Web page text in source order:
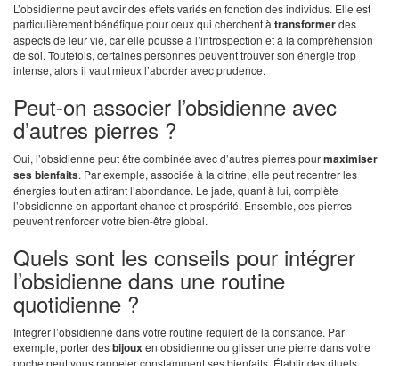
L’obsidienne peut avoir des effets variés en fonction des individus. Elle est
particulièrement bénéfique pour ceux qui cherchent à transformerdes
aspects de leur vie, car elle pousse à l’introspection et à la compréhension
de soi. Toutefois, certaines personnes peuvent trouver son énergie trop
intense, alors il vaut mieux l’aborder avec prudence.
Peut-on associer l’obsidienne avec
d’autres pierres ?
Oui, l’obsidienne peut être combinée avec d’autres pierres pourmaximiser
ses bienfaits. Par exemple, associée à la citrine, elle peut recentrer les
énergies tout en attirant l’abondance. Le jade, quant à lui, complète
l’obsidienne en apportant chance et prospérité. Ensemble, ces pierres
peuvent renforcer votre bien-être global.
Quels sont les conseils pour intégrer
l’obsidienne dans une routine
quotidienne ?
Intégrer l’obsidienne dans votre routine requiert de la constance. Par
exemple, porter desbijouxen obsidienne ou glisser une pierre dans votre